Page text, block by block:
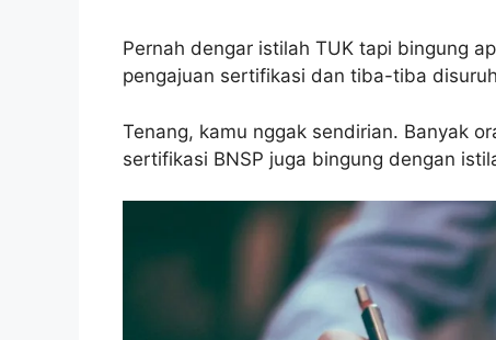
Pernah dengar istilah TUK tapi bingung
pengajuan sertifikasi dan tiba-tiba
Tenang, kamu nggak sendirian. Banyak
sertifikasi BNSP juga bingung dengan